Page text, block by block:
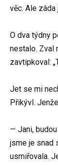
věc. Ale záda
O dva týdny
nestalo. Zval
zavtipkoval:
Jet se mi
Přikývl.
— Jani,
jsme je snad
usmiřovala.